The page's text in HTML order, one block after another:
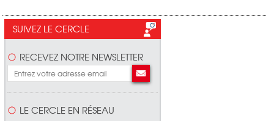
SUIVEZ LE CERCLE
RECEVEZ NOTRE NEWSLETTER
LE CERCLE EN RÉSEAU